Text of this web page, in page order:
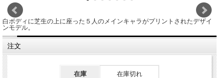
白ボディに芝生の上に座った５人のメインキャラがプリントされたデザイ
ンモデル。
注文
在庫 在庫切れ